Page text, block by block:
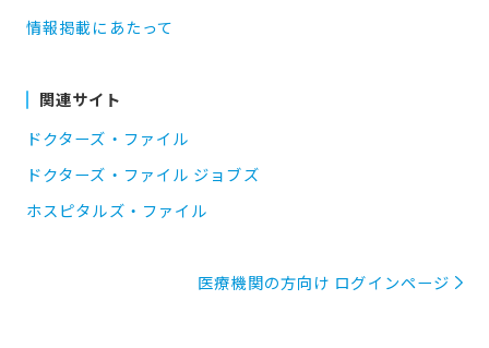
情報掲載にあたって
関連サイト
ドクターズ・ファイル
ドクターズ・ファイル ジョブズ
ホスピタルズ・ファイル
医療機関の方向け ログインページ